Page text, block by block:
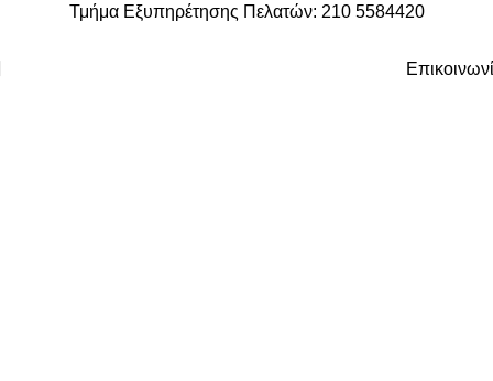
Τμήμα Εξυπηρέτησης Πελατών: 210 5584420